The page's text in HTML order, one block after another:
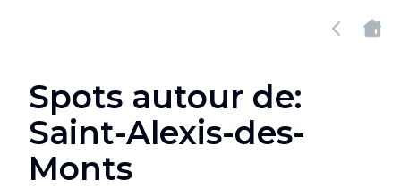
Spots autour de:
Saint-Alexis-des-
Monts